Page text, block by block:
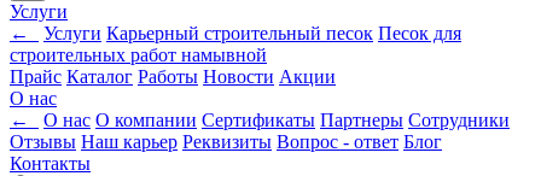
Услуги
←
Услуги Карьерный строительный песок Песок для
строительных работ намывной
Прайс Каталог Работы Новости Акции
О нас
←
О нас О компании Сертификаты Партнеры Сотрудники
Отзывы Наш карьер Реквизиты Вопрос - ответ Блог
Контакты